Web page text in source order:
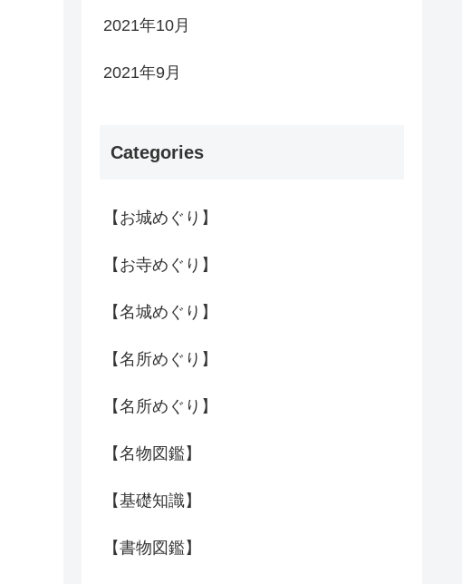
2021年10月
2021年9月
Categories
【お城めぐり】
【お寺めぐり】
【名城めぐり】
【名所めぐり】
【名所めぐり】
【名物図鑑】
【基礎知識】
【書物図鑑】